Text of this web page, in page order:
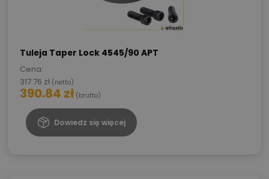
Tuleja Taper Lock 4545/90 APT
Cena:
317.76 zł (netto)
390.84 zł (brutto)
Dowiedz się więcej